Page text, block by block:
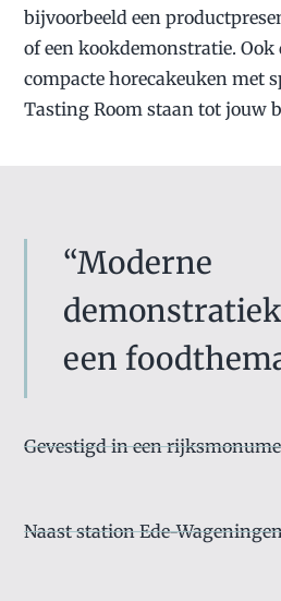
bijvoorbeeld een
of een kookdemonstratie. Ook
compacte horecakeuken met
Tasting Room staan tot jouw
“Moderne
een
Gevestigd in een
Naast station Ede-